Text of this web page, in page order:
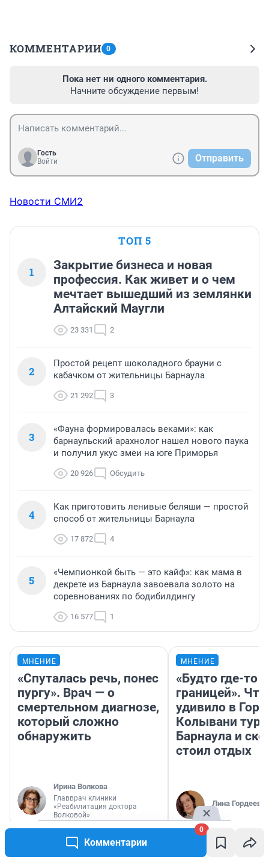
Комментарии
0
КОММЕНТАРИИ 0
Пока нет ни одного комментария.
Начните обсуждение первым!
Гость
Войти
Отправить
Новости СМИ2
ТОП 5
1
Закрытие бизнеса и новая
профессия. Как живет и о чем
мечтает вышедший из землянки
Алтайский Маугли
23 331 2
2
Простой рецепт шоколадного брауни с
кабачком от жительницы Барнаула
21 292 3
3
«Фауна формировалась веками»: как
барнаульский арахнолог нашел нового паука
и получил укус змеи на юге Приморья
20 926 Обсудить
4
Как приготовить ленивые беляши — простой
способ от жительницы Барнаула
17 872 4
5
«Чемпионкой быть — это кайф»: как мама в
декрете из Барнаула завоевала золото на
соревнованиях по бодибилдингу
16 577 1
МНЕНИЕ
«Спуталась речь, понес
пургу». Врач — о
смертельном диагнозе,
который сложно
обнаружить
Ирина Волкова
Главврач клиники
«Реабилитация доктора
Волковой»
МНЕНИЕ
«Будто где-то
границей». Что
удивило в
Колывани
Барнаула и
стоил отдых
Лина Гордеева
РЕКОМЕНДУЕМ